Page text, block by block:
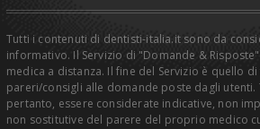
Tutti i contenuti di dentisti-italia.it sono da
informativo. Il Servizio di "Domande &
medica a distanza. Il fine del Servizio è quello
pareri/consigli alle domande poste dagli
pertanto, essere considerate indicative, non
non sostitutive del parere del proprio medico